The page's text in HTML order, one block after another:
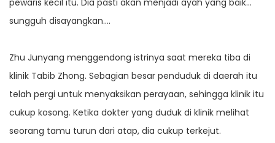
pewaris kecil itu. Dia pasti akan menjadi ayah yang baik…
sungguh disayangkan….
Zhu Junyang menggendong istrinya saat mereka tiba di
klinik Tabib Zhong. Sebagian besar penduduk di daerah itu
telah pergi untuk menyaksikan perayaan, sehingga klinik itu
cukup kosong. Ketika dokter yang duduk di klinik melihat
seorang tamu turun dari atap, dia cukup terkejut.